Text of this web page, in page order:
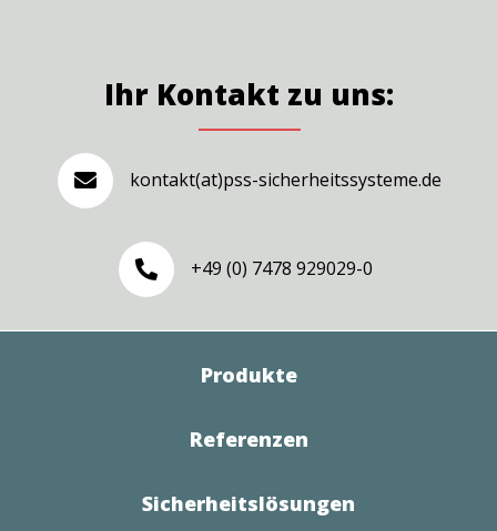
Ihr Kontakt zu uns:
 kontakt(at)pss-sicherheitssysteme.de
 +49 (0) 7478 929029-0
Produkte
Referenzen
Sicherheitslösungen